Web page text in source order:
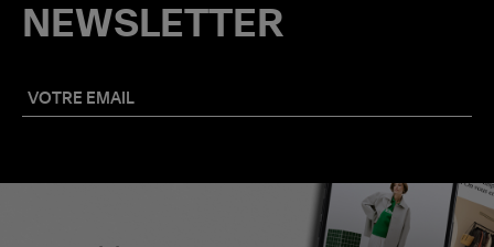
NEWSLETTER